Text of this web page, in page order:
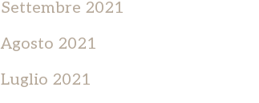
Settembre 2021
Agosto 2021
Luglio 2021